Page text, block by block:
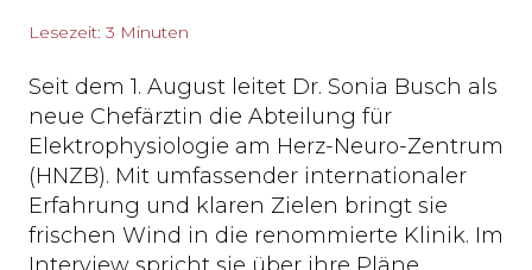
Lesezeit: 3 Minuten
Seit dem 1. August leitet Dr. Sonia Busch als
neue Chefärztin die Abteilung für
Elektrophysiologie am Herz-Neuro-Zentrum
(HNZB). Mit umfassender internationaler
Erfahrung und klaren Zielen bringt sie
frischen Wind in die renommierte Klinik. Im